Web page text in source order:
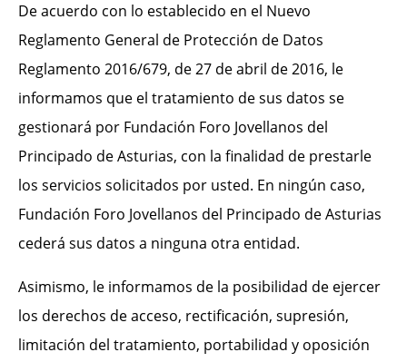
De acuerdo con lo establecido en el Nuevo
Reglamento General de Protección de Datos
Reglamento 2016/679, de 27 de abril de 2016, le
informamos que el tratamiento de sus datos se
gestionará por Fundación Foro Jovellanos del
Principado de Asturias, con la finalidad de prestarle
los servicios solicitados por usted. En ningún caso,
Fundación Foro Jovellanos del Principado de Asturias
cederá sus datos a ninguna otra entidad.
Asimismo, le informamos de la posibilidad de ejercer
los derechos de acceso, rectificación, supresión,
limitación del tratamiento, portabilidad y oposición